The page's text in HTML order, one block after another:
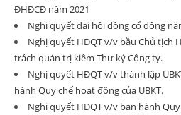
ĐHĐCĐ năm 2021
Nghị quyết đại hội đồng cổ đông
Nghị quyết HĐQT v/v bầu Chủ tịch
trách quản trị kiêm Thư ký Công ty.
Nghị quyết HĐQT v/v thành lập
hành Quy chế hoạt động của UBKT.
Nghị quyết HĐQT v/v ban hành